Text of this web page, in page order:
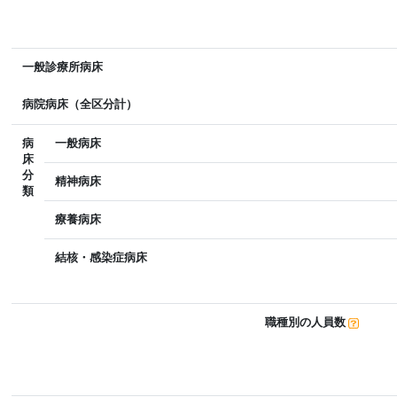
一般診療所病床
病院病床（全区分計）
病
床
分
類
一般病床
精神病床
療養病床
結核・感染症病床
職種別の人員数